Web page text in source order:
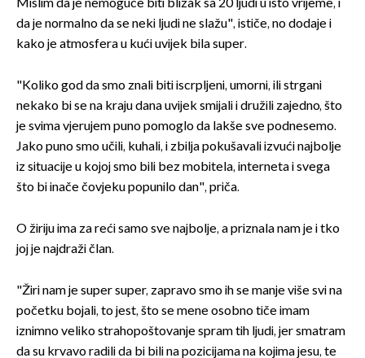
Mislim da je nemoguće biti blizak sa 20 ljudi u isto vrijeme, i
da je normalno da se neki ljudi ne slažu", ističe, no dodaje i
kako je atmosfera u kući uvijek bila super.
"Koliko god da smo znali biti iscrpljeni, umorni, ili strgani
nekako bi se na kraju dana uvijek smijali i družili zajedno, što
je svima vjerujem puno pomoglo da lakše sve podnesemo.
Jako puno smo učili, kuhali, i zbilja pokušavali izvući najbolje
iz situacije u kojoj smo bili bez mobitela, interneta i svega
što bi inače čovjeku popunilo dan", priča.
O žiriju ima za reći samo sve najbolje, a priznala nam je i tko
joj je najdraži član.
"Žiri nam je super super, zapravo smo ih se manje više svi na
početku bojali, to jest, što se mene osobno tiče imam
iznimno veliko strahopoštovanje spram tih ljudi, jer smatram
da su krvavo radili da bi bili na pozicijama na kojima jesu, te